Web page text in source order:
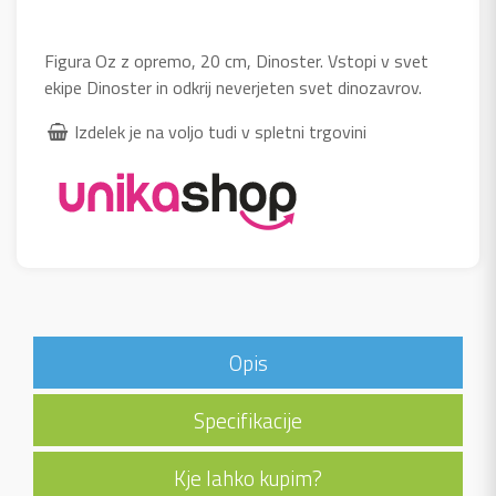
Figura Oz z opremo, 20 cm, Dinoster. Vstopi v svet
ekipe Dinoster in odkrij neverjeten svet dinozavrov.
Izdelek je na voljo tudi v spletni trgovini
Opis
Specifikacije
Kje lahko kupim?